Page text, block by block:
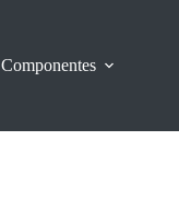
Componentes